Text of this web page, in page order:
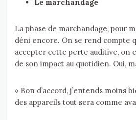
Le marchandage
La phase de marchandage, pour
déni encore. On se rend compte
accepter cette perte auditive, on
de son impact au quotidien. Oui,
« Bon d’accord, j’entends moins
des appareils tout sera comme